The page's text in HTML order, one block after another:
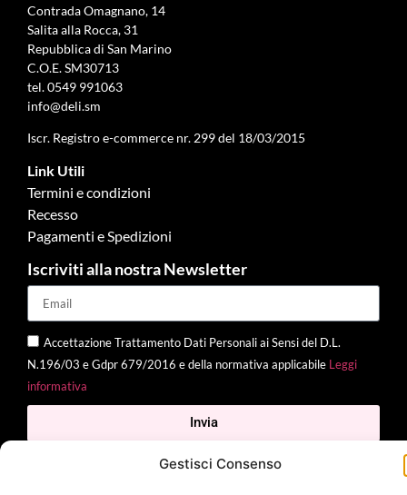
Gestisci Consenso
Contrada Omagnano, 14
Salita alla Rocca, 31
Repubblica di San Marino
C.O.E. SM30713
tel.0549 991063
info@deli.sm
Iscr. Registro e-commerce nr. 299 del 18/03/2015
Link Utili
Termini e condizioni
Recesso
Pagamenti e Spedizioni
Iscriviti alla nostra Newsletter
Accettazione Trattamento Dati Personali ai Sensi del D.L.
N.196/03 e Gdpr 679/2016 e della normativa applicabile Leggi
informativa
Invia